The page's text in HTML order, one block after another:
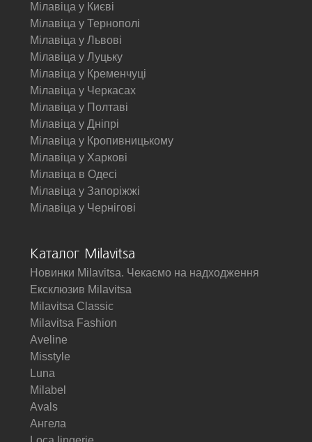
Мілавіца у Києві
Мілавіца у Тернополі
Мілавіца у Львові
Мілавіца у Луцьку
Мілавіца у Кременчуці
Мілавіца у Черкасах
Мілавіца у Полтаві
Мілавіца у Дніпрі
Мілавіца у Кропивницькому
Мілавіца у Харкові
Мілавіца в Одесі
Мілавіца у Запоріжжі
Мілавіца у Чернігові
Каталог Milavitsa
Новинки Milavitsa. Чекаємо на надходження
Ексклюзив Milavitsa
Milavitsa Classic
Milavitsa Fashion
Aveline
Misstyle
Luna
Milabel
Avals
Ангела